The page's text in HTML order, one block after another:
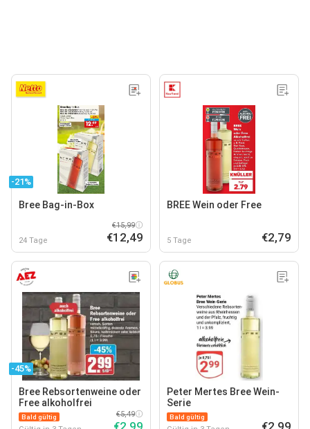
-21%
Bree Bag-in-Box
24 Tage
€15,99
€12,49
BREE Wein oder Free
5 Tage €2,79
-45%
Bree Rebsortenweine oder
Free alkoholfrei
Bald gültig €5,49
€2,99
Peter Mertes Bree Wein-
Serie
Bald gültig
€2,99